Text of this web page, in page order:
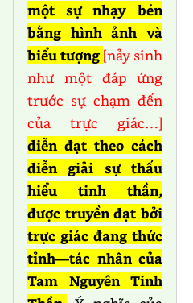
một sự nhạy bén
bằng hình ảnh và
biểu tượng [nảy sinh
như một đáp ứng
trước sự chạm đến
của trực giác…]
diễn đạt theo cách
diễn giải sự thấu
hiểu tinh thần,
được truyền đạt bởi
trực giác đang thức
tỉnh—tác nhân của
Tam Nguyên Tinh